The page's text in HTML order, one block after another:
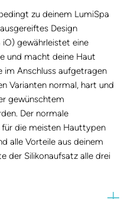
zu deinem LumiSpa
Design
gewährleistet eine
und macht deine Haut
im Anschluss aufgetragen
Varianten normal, hart und
gewünschtem
Der normale
für die meisten Hauttypen
alle Vorteile aus deinem
der Silikonaufsatz alle drei